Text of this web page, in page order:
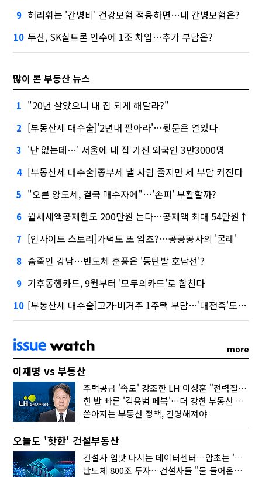
9 허리휘는 '간병비' 건강보험 적용하면…내 간병보험은?
10 두산, SK실트론 인수에 1조 차입…추가 부담은?
많이 본 부동산 뉴스
1 "20년 살았으니 내 집 되게 해달라?"
2 [부동산세 대수술]'2년내 팔아라'…뒷문은 열었다
3 '난 없는데…' 서울에 내 집 가진 외국인 3만3000명
4 [부동산세 대수술]종부세 낼 사람 줄지만 세 부담 커진다
5 "오른 양도세, 결국 매수자에"…'손피' 부활할까?
6 월세세액공제한도 200만원 는다…공제액 최대 54만원↑
7 [인사이드 스토리]가덕도 또 암초?…공공공사의 '굴레'
8 숨죽인 강남…반도체 훈풍은 '동탄발 호남선'?
9 기후동행카드, 9월부터 '모두의카드'로 합친다
10 [부동산세 대수술]고가·비거주 1주택 부담…'대전족'도 불똥
more
이재명 vs 부동산
주택공급 '속도' 강조한 LH 이성훈 "전력질주해야"
한 발 빠른 '김용범 페북'…더 강한 부동산 규제 나오나
쏟아지는 부동산 정책, 간명해져야
오늘도 '핫한' 건설부동산
건설사 입맛 다시는 데이터센터…암초는 '주민 반대'
반도체 800조 투자…건설사들 "물 들어온다!"